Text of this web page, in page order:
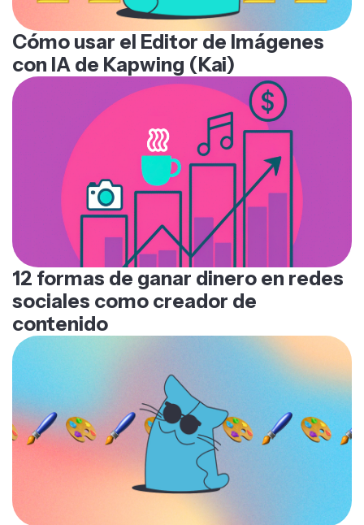
Cómo usar el Editor de Imágenes
con IA de Kapwing (Kai)
12 formas de ganar dinero en redes
sociales como creador de
contenido